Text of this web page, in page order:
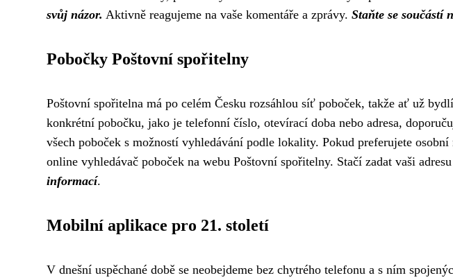
svůj názor. Aktivně reagujeme na vaše komentáře a zprávy. Staňte se
Pobočky Poštovní spořitelny
Poštovní spořitelna má po celém Česku rozsáhlou síť poboček, takže ať už
konkrétní pobočku, jako je telefonní číslo, otevírací doba nebo adresa,
všech poboček s možností vyhledávání podle lokality. Pokud preferujete
online vyhledávač poboček na webu Poštovní spořitelny. Stačí zadat vaši
informací.
Mobilní aplikace pro 21. století
V dnešní uspěchané době se neobejdeme bez chytrého telefonu a s ním